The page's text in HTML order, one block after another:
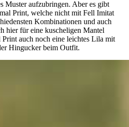
Muster aufzubringen. Aber es gibt
Print, welche nicht mit Fell Imitat
Kombinationen und auch
hier für eine kuscheligen Mantel
Print auch noch eine leichtes Lila mit
Hingucker beim Outfit.